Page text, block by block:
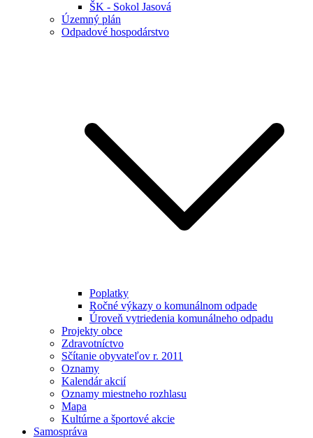
ŠK - Sokol Jasová
Územný plán
Odpadové hospodárstvo
Poplatky
Ročné výkazy o komunálnom odpade
Úroveň vytriedenia komunálneho odpadu
Projekty obce
Zdravotníctvo
Sčítanie obyvateľov r. 2011
Oznamy
Kalendár akcií
Oznamy miestneho rozhlasu
Mapa
Kultúrne a športové akcie
Samospráva